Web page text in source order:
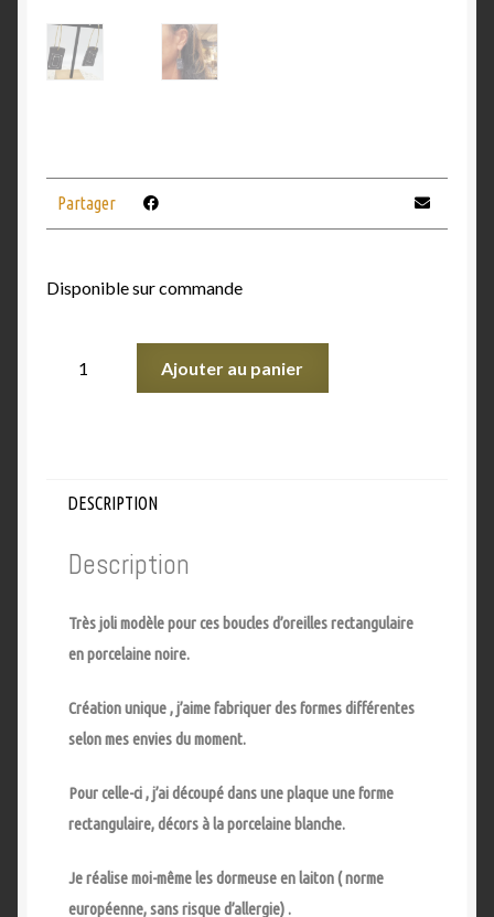
Partager
Disponible sur commande
Ajouter au panier
DESCRIPTION
Description
Très joli modèle pour ces boucles d’oreilles rectangulaire
en porcelaine noire.
Création unique , j’aime fabriquer des formes différentes
selon mes envies du moment.
Pour celle-ci , j’ai découpé dans une plaque une forme
rectangulaire, décors à la porcelaine blanche.
Je réalise moi-même les dormeuse en laiton ( norme
européenne, sans risque d’allergie) .